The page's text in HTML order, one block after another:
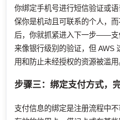
你绑定手机号进行短信验证或
保你是机动且可联系的个人，
后，你就抓紧进入下一步——支
来像银行级别的验证，但 AWS
用和防止未经授权的资源被滥用
步骤三：绑定支付方式，
支付信息的绑定是注册流程中